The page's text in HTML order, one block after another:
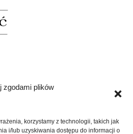
zgodami plików
korzystamy z technologii, takich jak
i/lub uzyskiwania dostępu do informacji o
menu
potomne